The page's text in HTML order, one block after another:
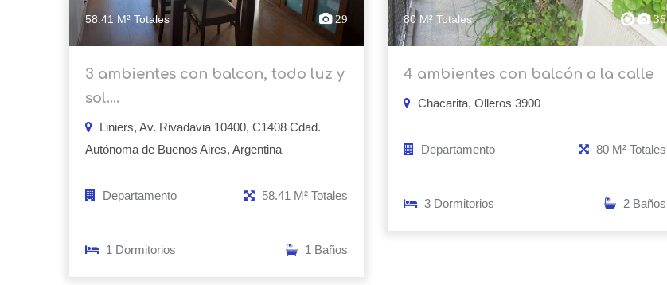
58.41 M² Totales 29
3 ambientes con balcon, todo luz y
sol....
Liniers, Av. Rivadavia 10400, C1408 Cdad.
Autónoma de Buenos Aires, Argentina
Departamento 58.41 M² Totales
1 Dormitorios 1 Baños
80 M² Totales 36
4 ambientes con balcón a la calle
Chacarita, Olleros 3900
Departamento 80 M² Totales
3 Dormitorios 2 Baños